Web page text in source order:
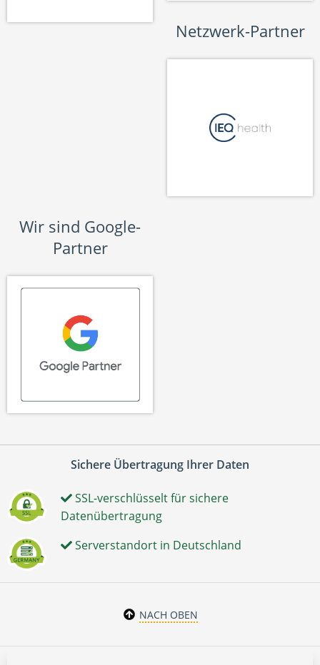
Netzwerk-Partner
Wir sind Google-
Partner
Sichere Übertragung Ihrer Daten
SSL-verschlüsselt für sichere
Datenübertragung
Serverstandort in Deutschland
NACH OBEN